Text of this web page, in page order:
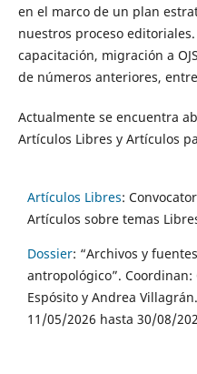
en el marco de un plan
nuestros proceso
capacitación, migración a
de números anteriores,
Actualmente se encuentra
Artículos Libres y Artículos
Artículos Libres:
Artículos sobre temas
Dossier: “Archivos y
antropológico”.
Espósito y Andrea
11/05/2026 hasta 30/08/